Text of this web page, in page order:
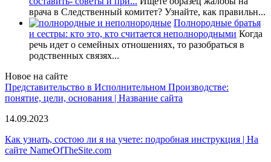
врача в Следственный комитет? Узнайте, как правильн...
Полнородные братья
и сестры: кто это, кто считается неполнородными Когда
речь идет о семейных отношениях, то разобраться в
родственных связях...
Новое на сайте
Представительство в Исполнительном Производстве:
понятие, цели, основания | Название сайта
14.09.2023
Как узнать, состою ли я на учете: подробная инструкция | На
сайте NameOfTheSite.com